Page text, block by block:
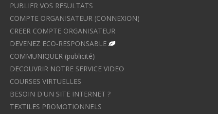
PUBLIER VOS RESULTATS
COMPTE ORGANISATEUR (CONNEXION)
CREER COMPTE ORGANISATEUR
DEVENEZ ECO-RESPONSABLE
COMMUNIQUER (publicité)
DECOUVRIR NOTRE SERVICE VIDEO
COURSES VIRTUELLES
BESOIN D'UN SITE INTERNET ?
TEXTILES PROMOTIONNELS